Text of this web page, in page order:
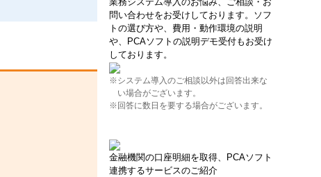
問い合わせをお受けしております。ソフ
トの選び方や、費用・動作環境の説明
や、PCAソフトの説明デモ受付もお受け
しております。
※システム導入のご相談以外は回答出来な
い場合がございます。
※回答に数日を要する場合がございます。
金融機関の口座明細を取得、PCAソフト
連携するサービスのご紹介